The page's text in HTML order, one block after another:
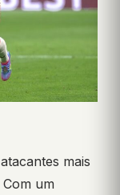
mais
um